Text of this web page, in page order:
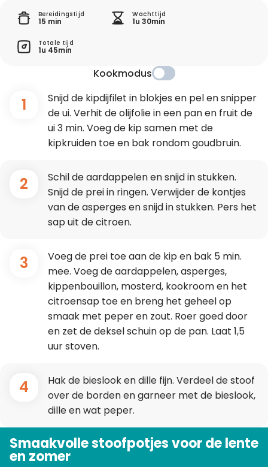
Bereidingstijd
15 min
Wachttijd
1u 30min
Totale tijd
1u 45min
Kookmodus
1
Snijd de kipdijfilet in blokjes en pel en snipper
de ui. Verhit de olijfolie in een pan en fruit de
ui 3 min. Voeg de kip samen met de
kipkruiden toe en bak rondom goudbruin.
2
Schil de aardappelen en snijd in stukken.
Snijd de prei in ringen. Verwijder de kontjes
van de asperges en snijd in stukken. Pers het
sap uit de citroen.
3
Voeg de prei toe aan de kip en bak 5 min.
mee. Voeg de aardappelen, asperges,
kippenbouillon, mosterd, kookroom en het
citroensap toe en breng het geheel op
smaak met peper en zout. Roer goed door
en zet de deksel schuin op de pan. Laat 1,5
uur stoven.
4
Hak de bieslook en dille fijn. Verdeel de stoof
over de borden en garneer met de bieslook,
dille en wat peper.
Smaakvolle stoofpotjes voor de lente
en zomer